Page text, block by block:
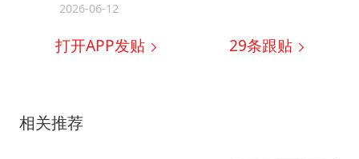
2026-06-12
打开APP发贴 29条跟贴
相关推荐